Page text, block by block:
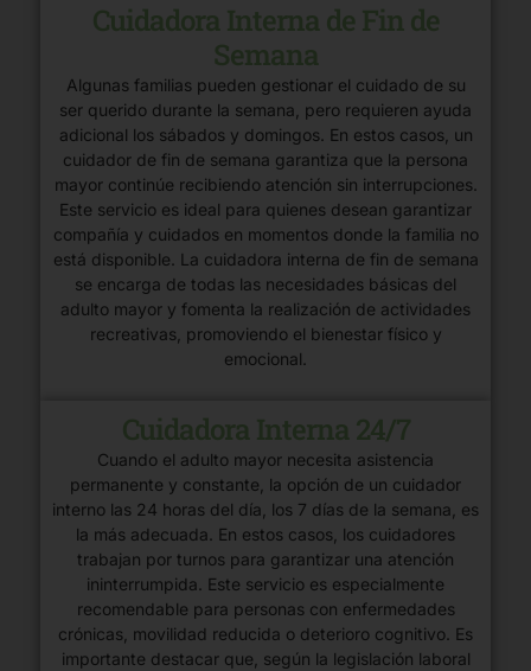
Cuidadora Interna de Fin de
Semana
Algunas familias pueden gestionar el cuidado de su
ser querido durante la semana, pero requieren ayuda
adicional los sábados y domingos. En estos casos, un
cuidador de fin de semana garantiza que la persona
mayor continúe recibiendo atención sin interrupciones.
Este servicio es ideal para quienes desean garantizar
compañía y cuidados en momentos donde la familia no
está disponible. La cuidadora interna de fin de semana
se encarga de todas las necesidades básicas del
adulto mayor y fomenta la realización de actividades
recreativas, promoviendo el bienestar físico y
emocional.
Cuidadora Interna 24/7
Cuando el adulto mayor necesita asistencia
permanente y constante, la opción de un cuidador
interno las 24 horas del día, los 7 días de la semana, es
la más adecuada. En estos casos, los cuidadores
trabajan por turnos para garantizar una atención
ininterrumpida. Este servicio es especialmente
recomendable para personas con enfermedades
crónicas, movilidad reducida o deterioro cognitivo. Es
importante destacar que, según la legislación laboral